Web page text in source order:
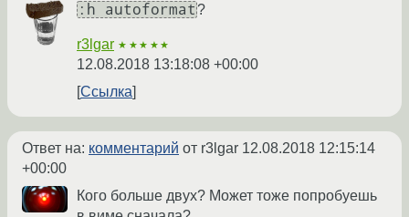
:h autoformat?
r3lgar ★★★★★
12.08.2018 13:18:08 +00:00
Ссылка
Ответ на: комментарий от r3lgar 12.08.2018 12:15:14
+00:00
Кого больше двух? Может тоже попробуешь